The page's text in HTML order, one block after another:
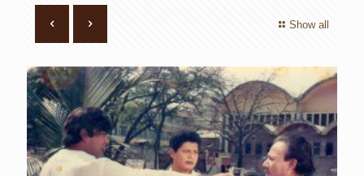
Show all